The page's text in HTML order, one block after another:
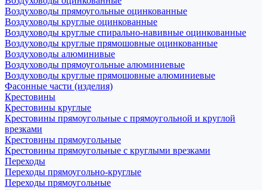
Воздуховоды прямоугольные оцинкованные
Воздуховоды круглые оцинкованные
Воздуховоды круглые спирально-навивные оцинкованные
Воздуховоды круглые прямошовные оцинкованные
Воздуховоды алюминивые
Воздуховоды прямоугольные алюминиевые
Воздуховоды круглые прямошовные алюминиевые
Фасонные части (изделия)
Крестовины
Крестовины круглые
Крестовины прямоугольные с прямоугольной и круглой
врезками
Крестовины прямоугольные
Крестовины прямоугольные с круглыми врезками
Переходы
Переходы прямоугольно-круглые
Переходы прямоугольные